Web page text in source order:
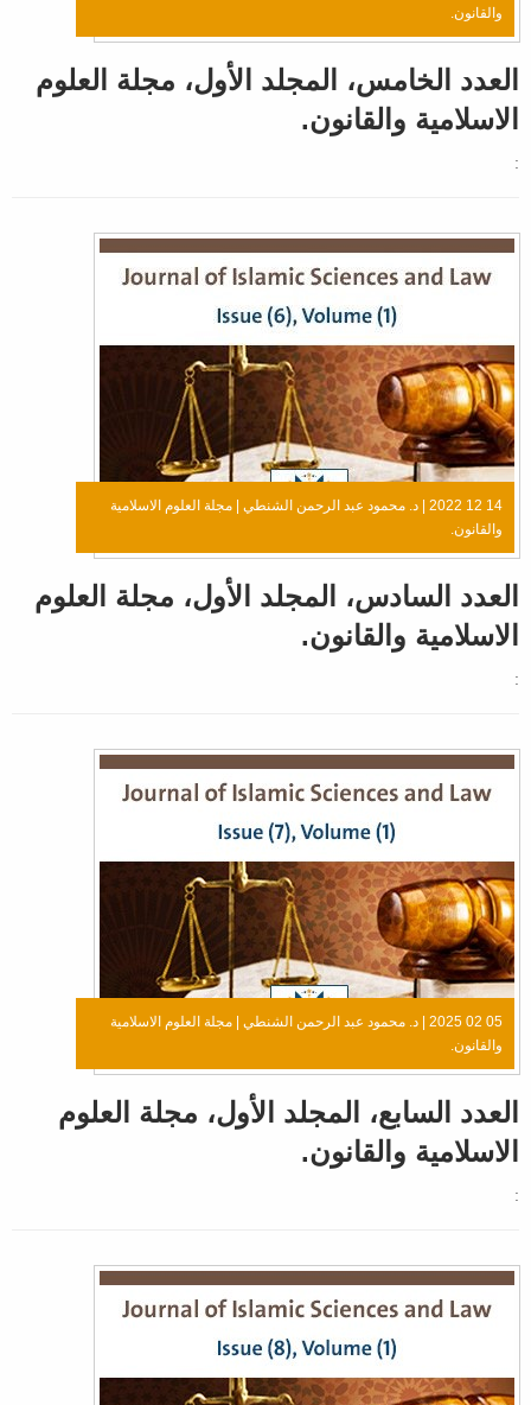
والقانون.
العدد الخامس، المجلد الأول، مجلة العلوم
الاسلامية والقانون.
:
14 12 2022 | د. محمود عبد الرحمن الشنطي
مجلة العلوم الاسلامية
والقانون.
العدد السادس، المجلد الأول، مجلة العلوم
الاسلامية والقانون.
:
05 02 2025 | د. محمود عبد الرحمن الشنطي
مجلة العلوم الاسلامية
والقانون.
العدد السابع، المجلد الأول، مجلة العلوم
الاسلامية والقانون.
: